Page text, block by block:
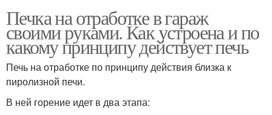
Печка на отработке в гараж
своими руками. Как устроена и по
какому принципу действует печь
Печь на отработке по принципу действия близка к
пиролизной печи.
В ней горение идет в два этапа: